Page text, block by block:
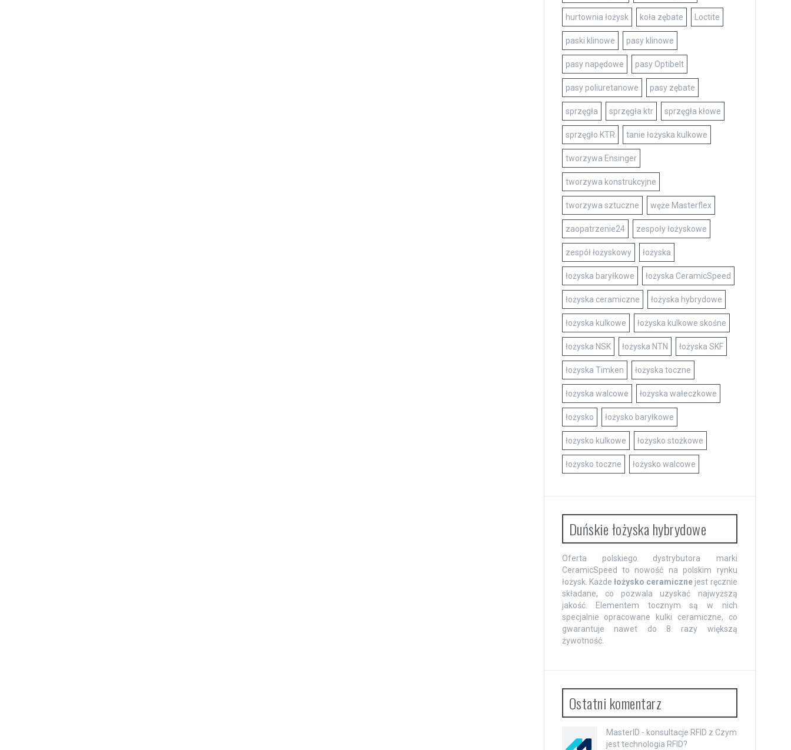
hurtownia łożysk koła zębate Loctite
paski klinowe pasy klinowe
pasy napędowe pasy Optibelt
pasy poliuretanowe pasy zębate
sprzęgła sprzęgła ktr sprzęgła kłowe
sprzęgło KTR tanie łożyska kulkowe
tworzywa Ensinger
tworzywa konstrukcyjne
tworzywa sztuczne węże Masterflex
zaopatrzenie24 zespoły łożyskowe
zespół łożyskowy łożyska
łożyska baryłkowe łożyska CeramicSpeed
łożyska ceramiczne łożyska hybrydowe
łożyska kulkowe łożyska kulkowe skośne
łożyska NSK łożyska NTN łożyska SKF
łożyska Timken łożyska toczne
łożyska walcowe łożyska wałeczkowe
łożysko łożysko baryłkowe
łożysko kulkowe łożysko stożkowe
łożysko toczne łożysko walcowe
Duńskie łożyska hybrydowe
Oferta polskiego dystrybutora marki
CeramicSpeed to nowość na polskim rynku
łożysk. Każde łożysko ceramiczne jest ręcznie
składane, co pozwala uzyskać najwyższą
jakość. Elementem tocznym są w nich
specjalnie opracowane kulki ceramiczne, co
gwarantuje nawet do 8 razy większą
żywotność.
Ostatni komentarz
MasterID - konsultacje RFID z Czym
jest technologia RFID?